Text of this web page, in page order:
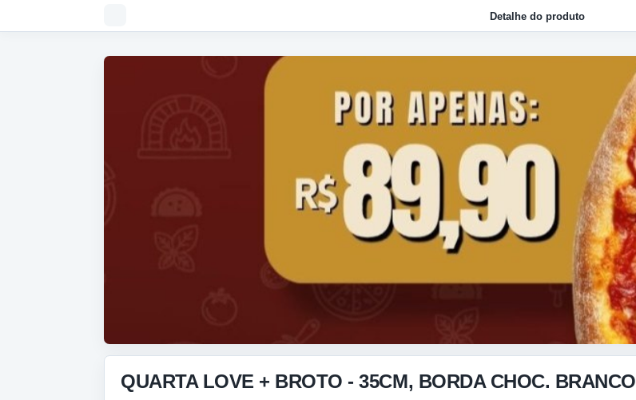
Detalhe do produto
QUARTA LOVE + BROTO - 35CM, BORDA CHOC. BRANCO